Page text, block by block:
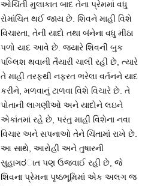
ઓચિંતી મુલાકાત બાદ તેના પ્રેમમાં વધુ
રોમાંચિત થઈ જાય છે. શિવને માહી વિશે
વિચારતા, તેની યાદો તથા બંનેના વધુ મીઠા
પળો યાદ આવે છે. જ્યારે શિવની બુક
પબ્લિશ થવાની તૈયારી ચાલી રહી છે, ત્યારે
તે માહી તરફથી નફરત ભરેલા વર્તનને યાદ
કરીને, મળવાનું ટાળવા વિશે વિચારે છે. તે
પોતાની લાગણીઓ અને યાદોને લઇને
એકાંતમાં રહે છે, પરંતુ માહી વિશેના નવા
વિચાર અને સપનાઓ તેને ચિંતામાં રાખે છે.
આ સાથે, આરોહી અને તુષારની
સુહાગರાત પણ ઉજવાઈ રહી છે, જે
શિવના પ્રેમના પૃષ્ઠભૂમિમાં એક અલગ જ